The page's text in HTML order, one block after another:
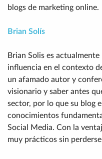
blogs de marketing online.
Brian Solís
Brian Solis es
influencia en el contexto
un afamado autor y
visionario y saber antes
sector, por lo que su blog
conocimientos
Social Media. Con la
muy prácticos sin